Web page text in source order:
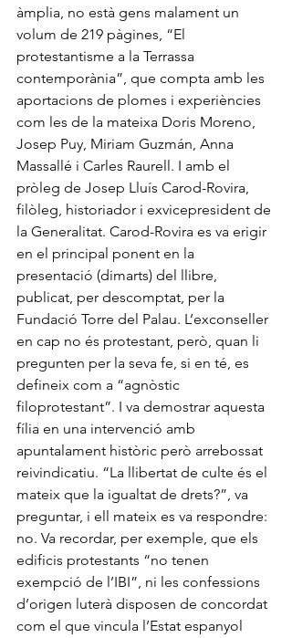
àmplia, no està gens malament un
volum de 219 pàgines, “El
protestantisme a la Terrassa
contemporània”, que compta amb les
aportacions de plomes i experiències
com les de la mateixa Doris Moreno,
Josep Puy, Miriam Guzmán, Anna
Massallé i Carles Raurell. I amb el
pròleg de Josep Lluís Carod-Rovira,
filòleg, historiador i exvicepresident de
la Generalitat. Carod-Rovira es va erigir
en el principal ponent en la
presentació (dimarts) del llibre,
publicat, per descomptat, per la
Fundació Torre del Palau. L’exconseller
en cap no és protestant, però, quan li
pregunten per la seva fe, si en té, es
defineix com a “agnòstic
filoprotestant”. I va demostrar aquesta
fília en una intervenció amb
apuntalament històric però arrebossat
reivindicatiu. “La llibertat de culte és el
mateix que la igualtat de drets?”, va
preguntar, i ell mateix es va respondre:
no. Va recordar, per exemple, que els
edificis protestants “no tenen
exempció de l’IBI”, ni les confessions
d’origen luterà disposen de concordat
com el que vincula l’Estat espanyol